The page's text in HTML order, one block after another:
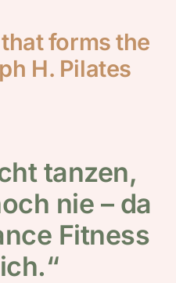
forms the
H. Pilates
tanzen,
nie – da
Fitness